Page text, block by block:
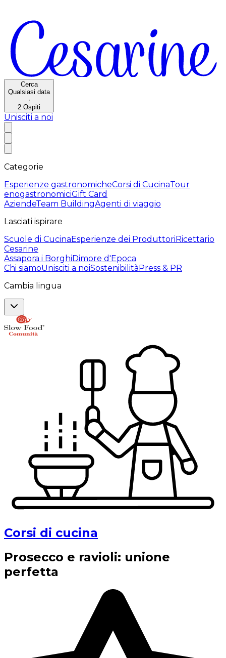
Cerca
Qualsiasi data
·
2 Ospiti
Unisciti a noi
Categorie
Esperienze gastronomicheCorsi di CucinaTour
enogastronomiciGift Card
AziendeTeam BuildingAgenti di viaggio
Lasciati ispirare
Scuole di CucinaEsperienze dei ProduttoriRicettario
Cesarine
Assapora i BorghiDimore d'Epoca
Chi siamoUnisciti a noiSostenibilitàPress & PR
Cambia lingua
Corsi di cucina
Prosecco e ravioli: unione
perfetta